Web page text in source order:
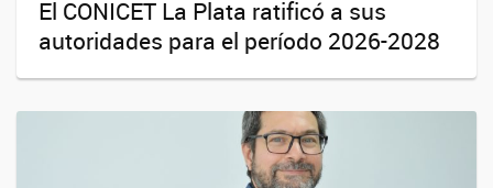
El CONICET La Plata ratificó a sus
autoridades para el período 2026-2028